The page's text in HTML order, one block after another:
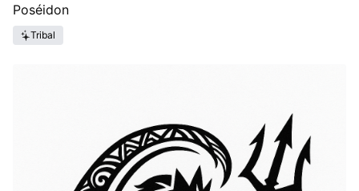
Poséidon
Tribal